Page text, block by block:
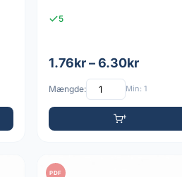
5
1.76kr – 6.30kr
Mængde: Min: 1
PDF